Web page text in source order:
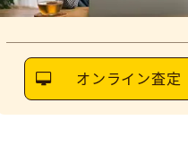
オンライン査定